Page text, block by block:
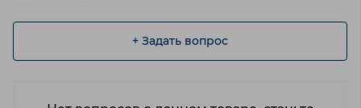
+ Задать вопрос